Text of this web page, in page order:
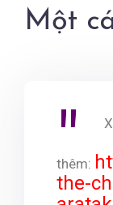
Một
thêm:
the-